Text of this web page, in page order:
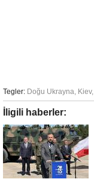
Tegler: Doğu Ukrayna, Kiev,
İligili haberler: